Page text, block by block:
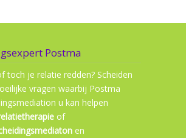
Postma
toch je relatie redden? Scheiden
vragen waarbij Postma
u kan helpen
of
en